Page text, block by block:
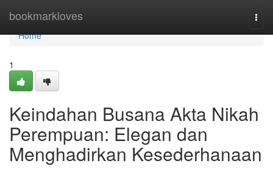
bookmarkloves
Home
Home
1
Keindahan Busana Akta Nikah
Perempuan: Elegan dan
Menghadirkan Kesederhanaan